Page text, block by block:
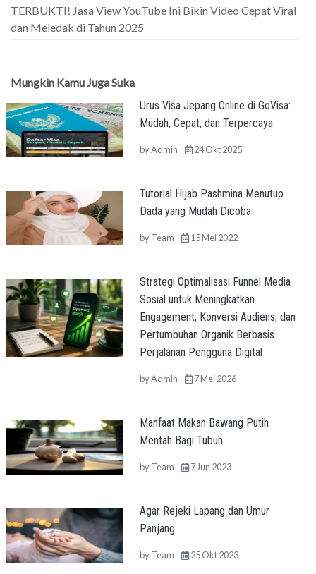
TERBUKTI! Jasa View YouTube Ini Bikin Video Cepat Viral
dan Meledak di Tahun 2025
Mungkin Kamu Juga Suka
Urus Visa Jepang Online di GoVisa:
Mudah, Cepat, dan Terpercaya
byAdmin 24 Okt 2025
Tutorial Hijab Pashmina Menutup
Dada yang Mudah Dicoba
byTeam 15 Mei 2022
Strategi Optimalisasi Funnel Media
Sosial untuk Meningkatkan
Engagement, Konversi Audiens, dan
Pertumbuhan Organik Berbasis
Perjalanan Pengguna Digital
byAdmin 7 Mei 2026
Manfaat Makan Bawang Putih
Mentah Bagi Tubuh
byTeam 7 Jun 2023
Agar Rejeki Lapang dan Umur
Panjang
byTeam 25 Okt 2023